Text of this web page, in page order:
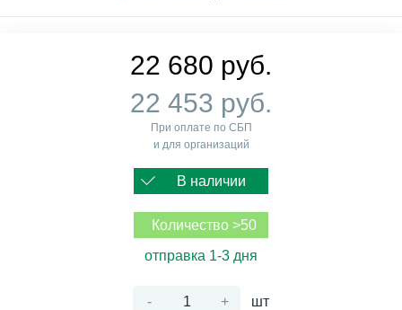
22 680 руб.
22 453 руб.
При оплате по СБП
и для организаций
В наличии
Количество >50
отправка 1-3 дня
- + шт